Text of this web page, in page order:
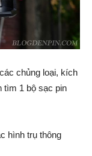
chủng loại, kích
tìm 1 bộ sạc pin
hình trụ thông